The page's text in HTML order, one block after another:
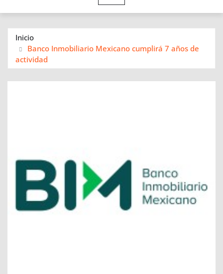
Inicio
Banco Inmobiliario Mexicano cumplirá 7 años de
actividad